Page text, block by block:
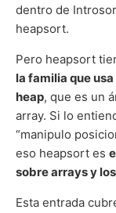
dentro de
heapsort.
Pero heapsort
la familia que
heap, que es un
array. Si lo
“manipulo
eso heapsort es
sobre arrays y
Esta entrada